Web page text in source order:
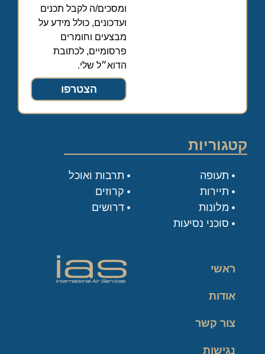
ומסכים/ה לקבל תכנים
ועדכונים, כולל מידע על
מבצעים וחומרים
פרסומיים, לכתובת
הדוא״ל שלי.
הצטרפו
קטגוריות
תעופה
תיירות
מלונות
סוכני נסיעות
תרבות ואוכל
קרוזים
דרושים
ראשי
אודות
צור קשר
נגישות